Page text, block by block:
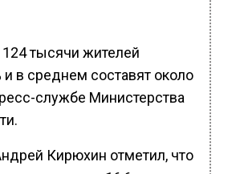
тысячи жителей
в среднем составят около
службе Министерства
Кирюхин отметил, что